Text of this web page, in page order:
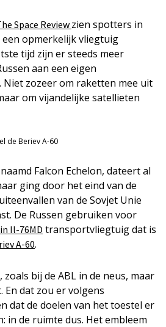
Space Reviewzien spotters in
een opmerkelijk vliegtuig
tijd zijn er steeds meer
aan een eigen
Niet zozeer om raketten mee uit
om vijandelijke satellieten
de Beriev A-60
Falcon Echelon, dateert al
ging door het eind van de
van de Sovjet Unie
De Russen gebruiken voor
Il-76MD transportvliegtuig dat is
A-60.
zoals bij de ABL in de neus, maar
dat zou er volgens
dat de doelen van het toestel er
in de ruimte dus. Het embleem